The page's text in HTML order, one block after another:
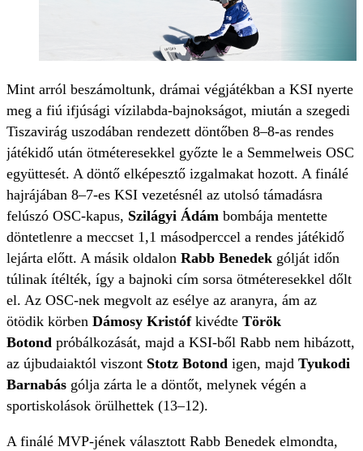
Mint arról beszámoltunk, drámai végjátékban a KSI nyerte
meg a fiú ifjúsági vízilabda-bajnokságot, miután a szegedi
Tiszavirág uszodában rendezett döntőben 8–8-as rendes
játékidő után ötméteresekkel győzte le a Semmelweis OSC
együttesét. A döntő elképesztő izgalmakat hozott. A finálé
hajrájában 8–7-es KSI vezetésnél az utolsó támadásra
felúszó OSC-kapus, Szilágyi Ádám bombája mentette
döntetlenre a meccset 1,1 másodperccel a rendes játékidő
lejárta előtt. A másik oldalon Rabb Benedek gólját időn
túlinak ítélték, így a bajnoki cím sorsa ötméteresekkel dőlt
el. Az OSC-nek megvolt az esélye az aranyra, ám az
ötödik körben Dámosy Kristófkivédte Török
Botond próbálkozását, majd a KSI-ből Rabb nem hibázott,
az újbudaiaktól viszont Stotz Botond igen, majd Tyukodi
Barnabás gólja zárta le a döntőt, melynek végén a
sportiskolások örülhettek (13–12).
A finálé MVP-jének választott Rabb Benedek elmondta,